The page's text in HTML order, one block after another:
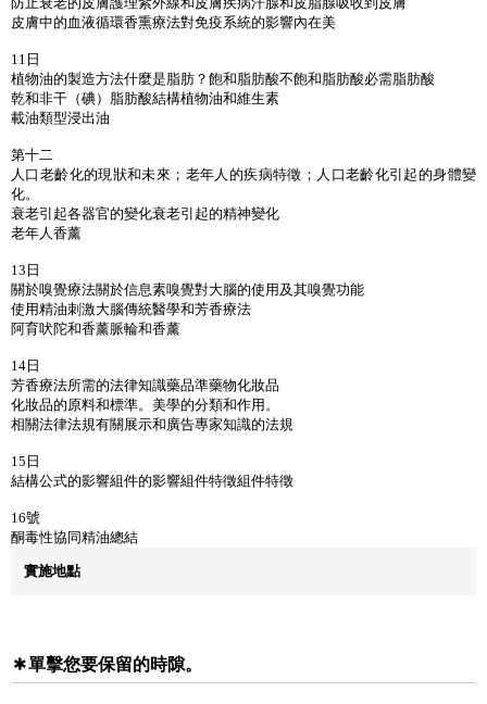
皮膚中的血液循環香熏療法對免疫系統的影響內在美
11日
植物油的製造方法什麼是脂肪？飽和脂肪酸不飽和脂肪酸必需脂肪酸
乾和非干（碘）脂肪酸結構植物油和維生素
載油類型浸出油
第十二
人口老齡化的現狀和未來；老年人的疾病特徵；人口老齡化引起的身體變
化。
衰老引起各器官的變化衰老引起的精神變化
老年人香薰
13日
關於嗅覺療法關於信息素嗅覺對大腦的使用及其嗅覺功能
使用精油刺激大腦傳統醫學和芳香療法
阿育吠陀和香薰脈輪和香薰
14日
芳香療法所需的法律知識藥品準藥物化妝品
化妝品的原料和標準。美學的分類和作用。
相關法律法規有關展示和廣告專家知識的法規
15日
結構公式的影響組件的影響組件特徵組件特徵
16號
酮毒性協同精油總結
實施地點
單擊您要保留的時隙。